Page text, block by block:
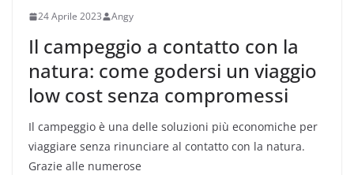
24 Aprile 2023 Angy
Il campeggio a contatto con la
natura: come godersi un viaggio
low cost senza compromessi
Il campeggio è una delle soluzioni più economiche per
viaggiare senza rinunciare al contatto con la natura.
Grazie alle numerose